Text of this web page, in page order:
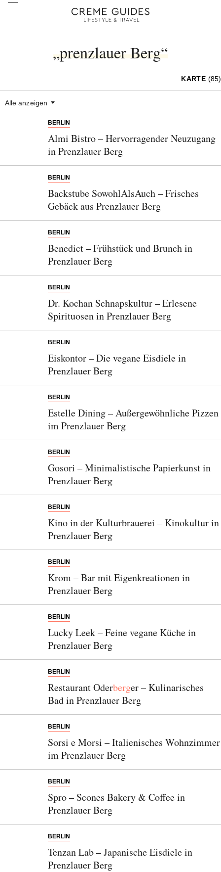
„prenzlauer Berg“
Alle anzeigen
KARTE (85)
BERLIN
Almi Bistro – Hervorragender Neuzugang
in Prenzlauer Berg
BERLIN
Backstube SowohlAlsAuch – Frisches
Gebäck aus Prenzlauer Berg
BERLIN
Benedict – Frühstück und Brunch in
Prenzlauer Berg
BERLIN
Dr. Kochan Schnapskultur – Erlesene
Spirituosen in Prenzlauer Berg
BERLIN
Eiskontor – Die vegane Eisdiele in
Prenzlauer Berg
BERLIN
Estelle Dining – Außergewöhnliche Pizzen
im Prenzlauer Berg
BERLIN
Gosori – Minimalistische Papierkunst in
Prenzlauer Berg
BERLIN
Kino in der Kulturbrauerei – Kinokultur in
Prenzlauer Berg
BERLIN
Krom – Bar mit Eigenkreationen in
Prenzlauer Berg
BERLIN
Lucky Leek – Feine vegane Küche in
Prenzlauer Berg
BERLIN
Restaurant Oderberger – Kulinarisches
Bad in Prenzlauer Berg
BERLIN
Sorsi e Morsi – Italienisches Wohnzimmer
im Prenzlauer Berg
BERLIN
Spro – Scones Bakery & Coffee in
Prenzlauer Berg
BERLIN
Tenzan Lab – Japanische Eisdiele in
Prenzlauer Berg